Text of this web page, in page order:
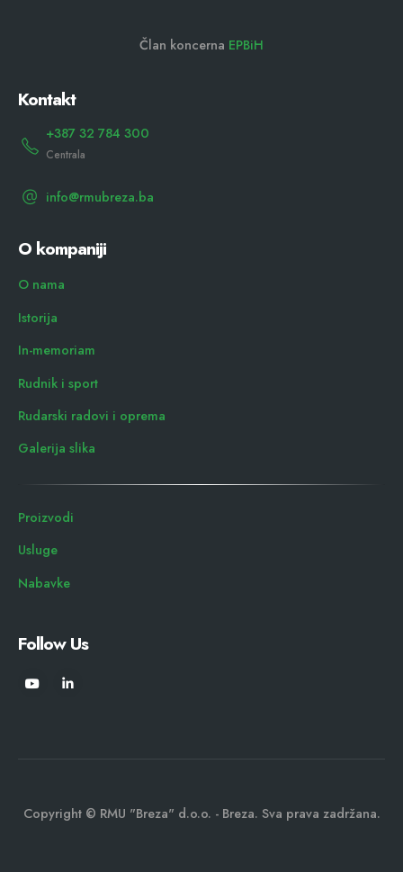
Član koncerna EPBiH
Kontakt
+387 32 784 300
Centrala
info@rmubreza.ba
O kompaniji
O nama
Istorija
In-memoriam
Rudnik i sport
Rudarski radovi i oprema
Galerija slika
Proizvodi
Usluge
Nabavke
Follow Us
Copyright © RMU "Breza" d.o.o. - Breza. Sva prava zadržana.